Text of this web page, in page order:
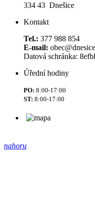
334 43 Dnešice
Kontakt
Tel.: 377 988 854
E-mail:
Datová schránka:
Úřední hodiny
PO: 8:00-17:00
ST: 8:00-17:00
nahoru